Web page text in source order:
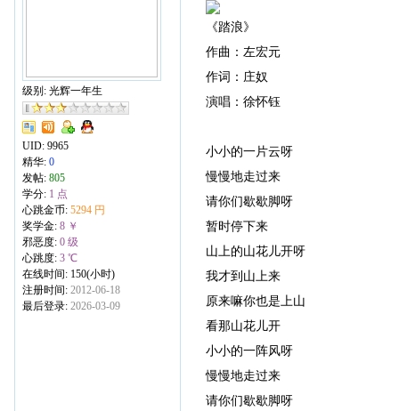
级别: 光辉一年生
UID: 9965
精华: 0
发帖: 805
学分: 1 点
心跳金币: 5294 円
奖学金: 8 ￥
邪恶度: 0 级
心跳度: 3 ℃
在线时间: 150(小时)
注册时间: 2012-06-18
最后登录: 2026-03-09
《踏浪》
作曲：左宏元
作词：庄奴
演唱：徐怀钰
小小的一片云呀
慢慢地走过来
请你们歇歇脚呀
暂时停下来
山上的山花儿开呀
我才到山上来
原来嘛你也是上山
看那山花儿开
小小的一阵风呀
慢慢地走过来
请你们歇歇脚呀